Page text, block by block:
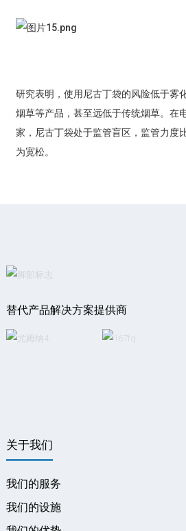
研究表明，使用尼古丁袋的风险低于雾
烟草等产品，甚至远低于传统烟草。在
家，尼古丁袋处于监管盲区，监管力度
为宽松。
替代产品解决方案提供商
关于我们
我们的服务
我们的设施